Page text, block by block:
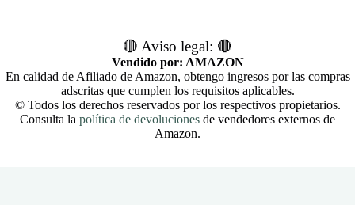
🔴 Aviso legal: 🔴
Vendido por: AMAZON
En calidad de Afiliado de Amazon, obtengo ingresos por las compras
adscritas que cumplen los requisitos aplicables.
© Todos los derechos reservados por los respectivos propietarios.
Consulta la política de devoluciones de vendedores externos de
Amazon.